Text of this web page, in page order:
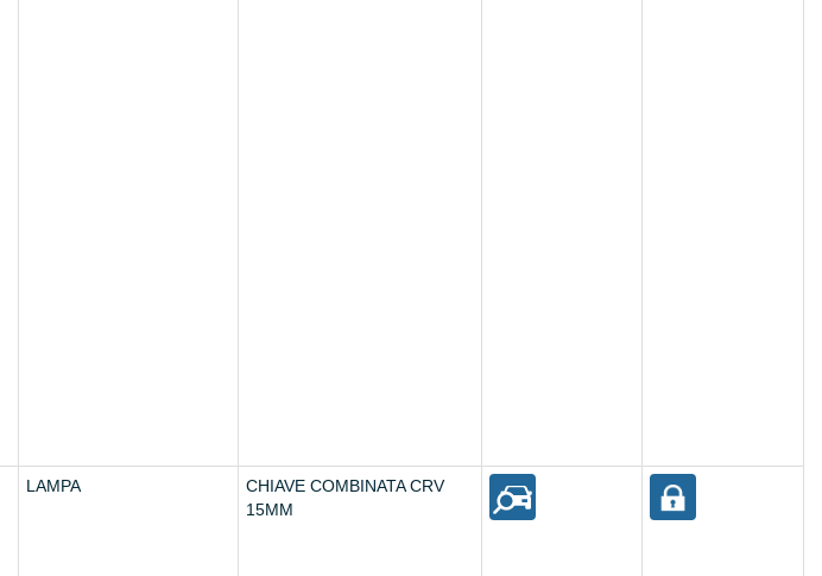
LAMPA
CHIAVE COMBINATA CRV
15MM